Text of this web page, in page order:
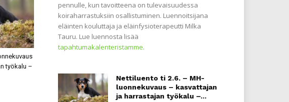
työkalu –
pennulle, kun tavoitteena on tulevaisuudessa
koiraharrastuksiin osallistuminen. Luennoitsijana
eläinten kouluttaja ja eläinfysioterapeutti Milka
Tauru. Lue luennosta lisää
tapahtumakalenteristamme.
Nettiluento ti 2.6. – MH-
luonnekuvaus – kasvattajan
ja harrastajan työkalu –...